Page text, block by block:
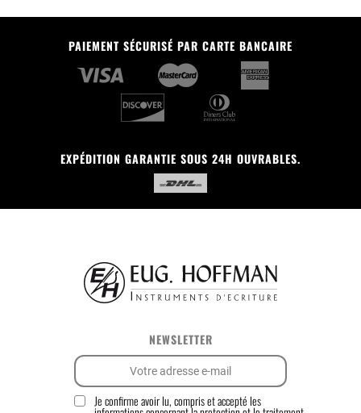
PAIEMENT SÉCURISÉ PAR CARTE BANCAIRE
EXPÉDITION GARANTIE SOUS 24H OUVRABLES.
NEWSLETTER
Je confirme avoir lu, compris et accepté les